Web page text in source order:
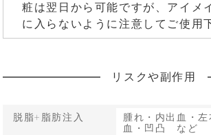
粧は翌日から可能ですが、アイメ
に入らないように注意してご使用
リスクや副作用
脱脂+脂肪注入
腫れ・内出血・
血・凹凸 など